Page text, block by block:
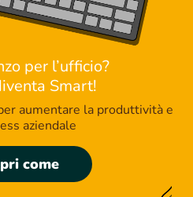
per l’ufficio?
Smart!
aumentare la produttività e
aziendale
come